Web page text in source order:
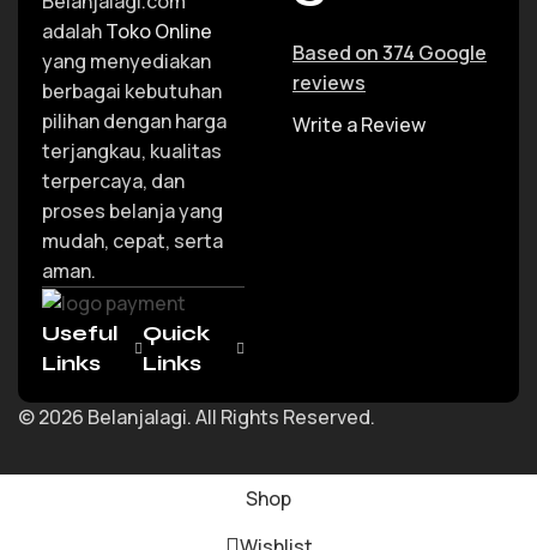
adalahToko Online
yang menyediakan
berbagai kebutuhan
pilihan dengan harga
terjangkau, kualitas
terpercaya, dan
proses belanja yang
mudah, cepat, serta
aman.
Useful
Links
Quick
Links
Based on 374 Google
reviews
Write a Review
© 2026 Belanjalagi. All Rights Reserved.
Shop